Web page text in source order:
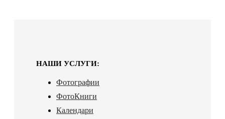
НАШИ УСЛУГИ:
Фотографии
ФотоКниги
Календари